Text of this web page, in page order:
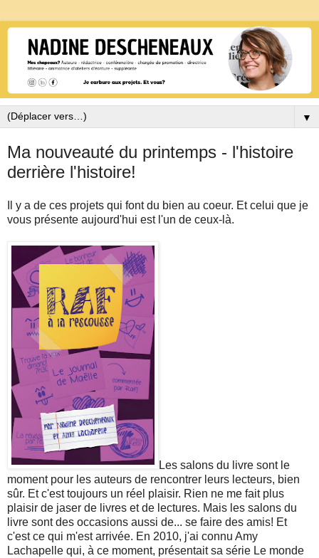
▼
Ma nouveauté du printemps - l'histoire
derrière l'histoire!
Il y a de ces projets qui font du bien au coeur. Et celui que je
vous présente aujourd'hui est l'un de ceux-là.
Les salons du livre sont le
moment pour les auteurs de rencontrer leurs lecteurs, bien
sûr. Et c'est toujours un réel plaisir. Rien ne me fait plus
plaisir de jaser de livres et de lectures. Mais les salons du
livre sont des occasions aussi de... se faire des amis! Et
c'est ce qui m'est arrivée. En 2010, j'ai connu Amy
Lachapelle qui, à ce moment, présentait sa série Le monde